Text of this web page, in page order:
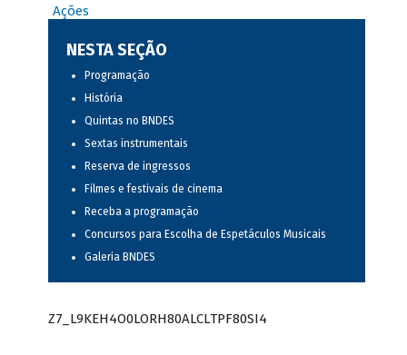
Ações
NESTA SEÇÃO
Programação
História
Quintas no BNDES
Sextas instrumentais
Reserva de ingressos
Filmes e festivais de cinema
Receba a programação
Concursos para Escolha de Espetáculos Musicais
Galeria BNDES
Z7_L9KEH4O0LORH80ALCLTPF80SI4